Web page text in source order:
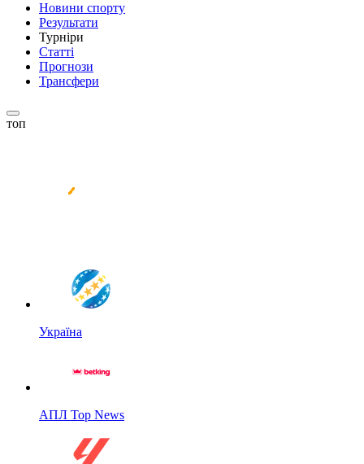
Новини спорту
Результати
Турніри
Статті
Прогнози
Трансфери
топ
Україна
АПЛ Top News